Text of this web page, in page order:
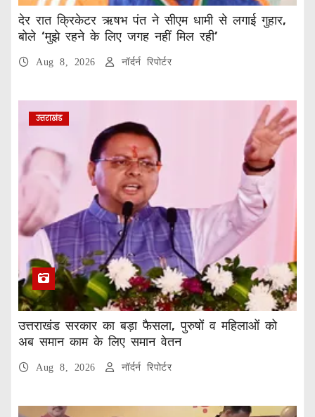
देर रात क्रिकेटर ऋषभ पंत ने सीएम धामी से लगाई गुहार,
बोले ‘मुझे रहने के लिए जगह नहीं मिल रही’
Aug 8, 2026 नॉर्दर्न रिपोर्टर
उत्तराखंड
उत्तराखंड सरकार का बड़ा फैसला, पुरुषों व महिलाओं को
अब समान काम के लिए समान वेतन
Aug 8, 2026 नॉर्दर्न रिपोर्टर